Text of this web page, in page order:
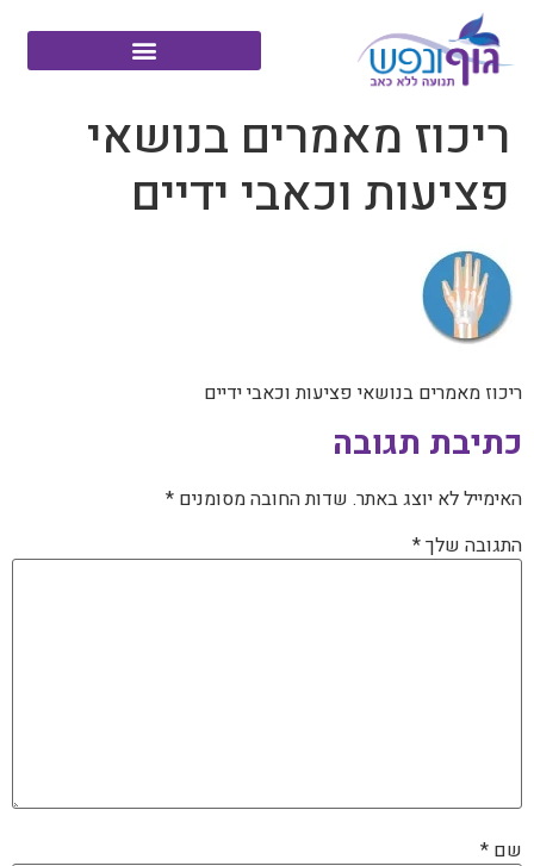
ריכוז מאמרים בנושאי
פציעות וכאבי ידיים
ריכוז מאמרים בנושאי פציעות וכאבי ידיים
כתיבת תגובה
האימייל לא יוצג באתר. שדות החובה מסומנים *
התגובה שלך*
שם *